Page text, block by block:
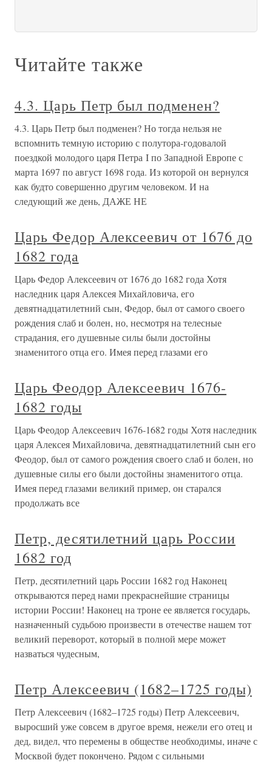
Читайте также
4.3. Царь Петр был подменен?
4.3. Царь Петр был подменен? Но тогда нельзя не
вспомнить темную историю с полутора-годовалой
поездкой молодого царя Петра I по Западной Европе с
марта 1697 по август 1698 года. Из которой он вернулся
как будто совершенно другим человеком. И на
следующий же день, ДАЖЕ НЕ
Царь Федор Алексеевич от 1676 до
1682 года
Царь Федор Алексеевич от 1676 до 1682 года Хотя
наследник царя Алексея Михайловича, его
девятнадцатилетний сын, Федор, был от самого своего
рождения слаб и болен, но, несмотря на телесные
страдания, его душевные силы были достойны
знаменитого отца его. Имея перед глазами его
Царь Феодор Алексеевич 1676-
1682 годы
Царь Феодор Алексеевич 1676-1682 годы Хотя наследник
царя Алексея Михайловича, девятнадцатилетний сын его
Феодор, был от самого рождения своего слаб и болен, но
душевные силы его были достойны знаменитого отца.
Имея перед глазами великий пример, он старался
продолжать все
Петр, десятилетний царь России
1682 год
Петр, десятилетний царь России 1682 год Наконец
открываются перед нами прекраснейшие страницы
истории России! Наконец на троне ее является государь,
назначенный судьбою произвести в отечестве нашем тот
великий переворот, который в полной мере может
назваться чудесным,
Петр Алексеевич (1682–1725 годы)
Петр Алексеевич (1682–1725 годы) Петр Алексеевич,
выросший уже совсем в другое время, нежели его отец и
дед, видел, что перемены в обществе необходимы, иначе с
Москвой будет покончено. Рядом с сильными